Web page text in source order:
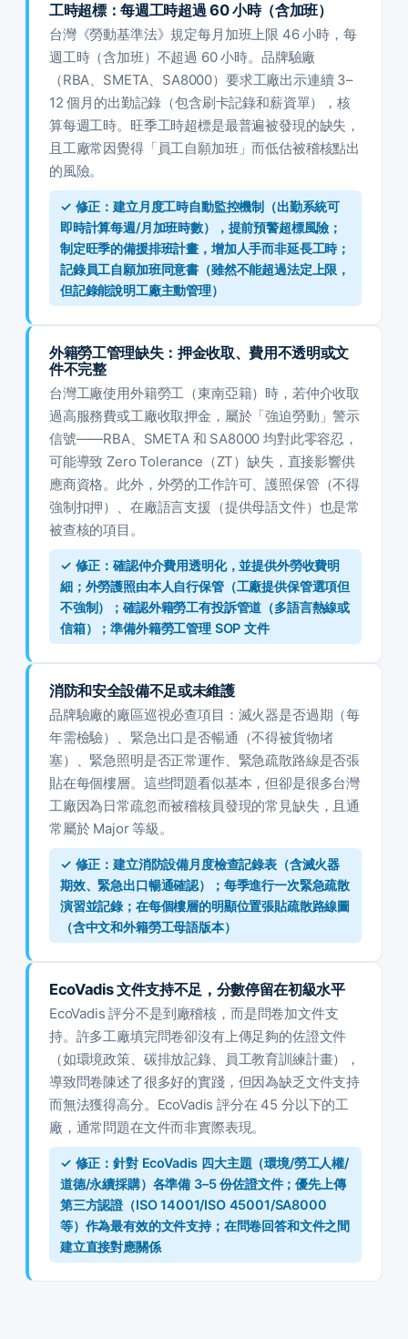
工時超標：每週工時超過 60 小時（含加班）
台灣《勞動基準法》規定每月加班上限 46 小時，每
週工時（含加班）不超過 60 小時。品牌驗廠
（RBA、SMETA、SA8000）要求工廠出示連續 3–
12 個月的出勤記錄（包含刷卡記錄和薪資單），核
算每週工時。旺季工時超標是最普遍被發現的缺失，
且工廠常因覺得「員工自願加班」而低估被稽核點出
的風險。
✓ 修正：建立月度工時自動監控機制（出勤系統可
即時計算每週/月加班時數），提前預警超標風險；
制定旺季的備援排班計畫，增加人手而非延長工時；
記錄員工自願加班同意書（雖然不能超過法定上限，
但記錄能說明工廠主動管理）
外籍勞工管理缺失：押金收取、費用不透明或文
件不完整
台灣工廠使用外籍勞工（東南亞籍）時，若仲介收取
過高服務費或工廠收取押金，屬於「強迫勞動」警示
信號——RBA、SMETA 和 SA8000 均對此零容忍，
可能導致 Zero Tolerance（ZT）缺失，直接影響供
應商資格。此外，外勞的工作許可、護照保管（不得
強制扣押）、在廠語言支援（提供母語文件）也是常
被查核的項目。
✓ 修正：確認仲介費用透明化，並提供外勞收費明
細；外勞護照由本人自行保管（工廠提供保管選項但
不強制）；確認外籍勞工有投訴管道（多語言熱線或
信箱）；準備外籍勞工管理 SOP 文件
消防和安全設備不足或未維護
品牌驗廠的廠區巡視必查項目：滅火器是否過期（每
年需檢驗）、緊急出口是否暢通（不得被貨物堵
塞）、緊急照明是否正常運作、緊急疏散路線是否張
貼在每個樓層。這些問題看似基本，但卻是很多台灣
工廠因為日常疏忽而被稽核員發現的常見缺失，且通
常屬於 Major 等級。
✓ 修正：建立消防設備月度檢查記錄表（含滅火器
期效、緊急出口暢通確認）；每季進行一次緊急疏散
演習並記錄；在每個樓層的明顯位置張貼疏散路線圖
（含中文和外籍勞工母語版本）
EcoVadis 文件支持不足，分數停留在初級水平
EcoVadis 評分不是到廠稽核，而是問卷加文件支
持。許多工廠填完問卷卻沒有上傳足夠的佐證文件
（如環境政策、碳排放記錄、員工教育訓練計畫），
導致問卷陳述了很多好的實踐，但因為缺乏文件支持
而無法獲得高分。EcoVadis 評分在 45 分以下的工
廠，通常問題在文件而非實際表現。
✓ 修正：針對 EcoVadis 四大主題（環境/勞工人權/
道德/永續採購）各準備 3–5 份佐證文件；優先上傳
第三方認證（ISO 14001/ISO 45001/SA8000
等）作為最有效的文件支持；在問卷回答和文件之間
建立直接對應關係